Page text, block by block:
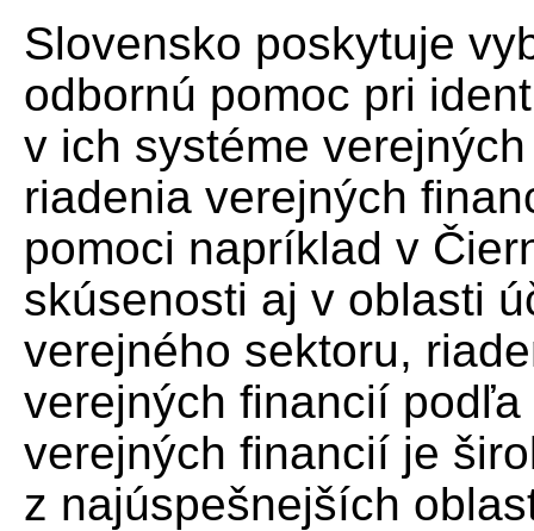
Slovensko poskytuje
odbornú pomoc pri
v ich systéme
riadenia verejných
pomoci napríklad v
skúsenosti aj v oblasti
verejného sektoru,
verejných financií
verejných financií je
z najúspešnejších